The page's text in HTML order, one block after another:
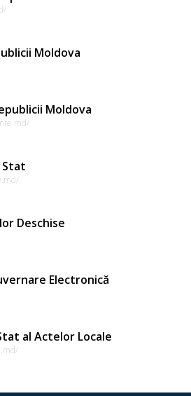
Moldova
Moldova
Stat
Deschise
Electronică
al Actelor Locale